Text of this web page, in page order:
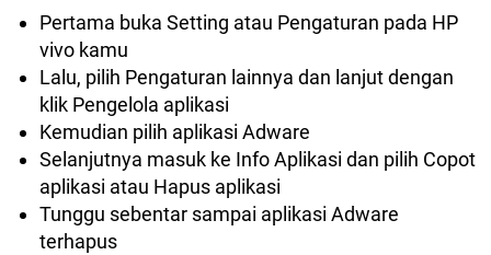
Pertama buka Setting atau Pengaturan pada HP
vivo kamu
Lalu, pilih Pengaturan lainnya dan lanjut dengan
klik Pengelola aplikasi
Kemudian pilih aplikasi Adware
Selanjutnya masuk ke Info Aplikasi dan pilih Copot
aplikasi atau Hapus aplikasi
Tunggu sebentar sampai aplikasi Adware
terhapus